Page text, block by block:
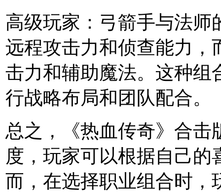
高级玩家：弓箭手与法师
远程攻击力和侦查能力，
击力和辅助魔法。这种组
行战略布局和团队配合。
总之，《热血传奇》合击
度，玩家可以根据自己
而，在选择职业组合时，